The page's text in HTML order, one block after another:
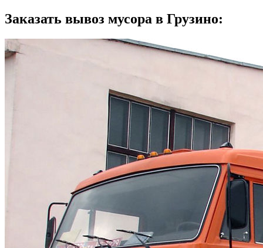
Заказать вывоз мусора в Грузино: